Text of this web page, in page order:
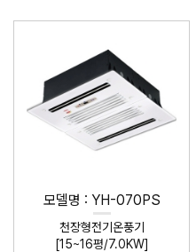
모델명 : YH-070PS
천장형전기온풍기
[15~16평/7.0KW]